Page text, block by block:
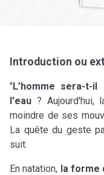
Introduction ou
"L’homme sera-t-
l'eau ? Aujourd'hui,
moindre de ses
La quête du geste
suit.
En natation, la forme